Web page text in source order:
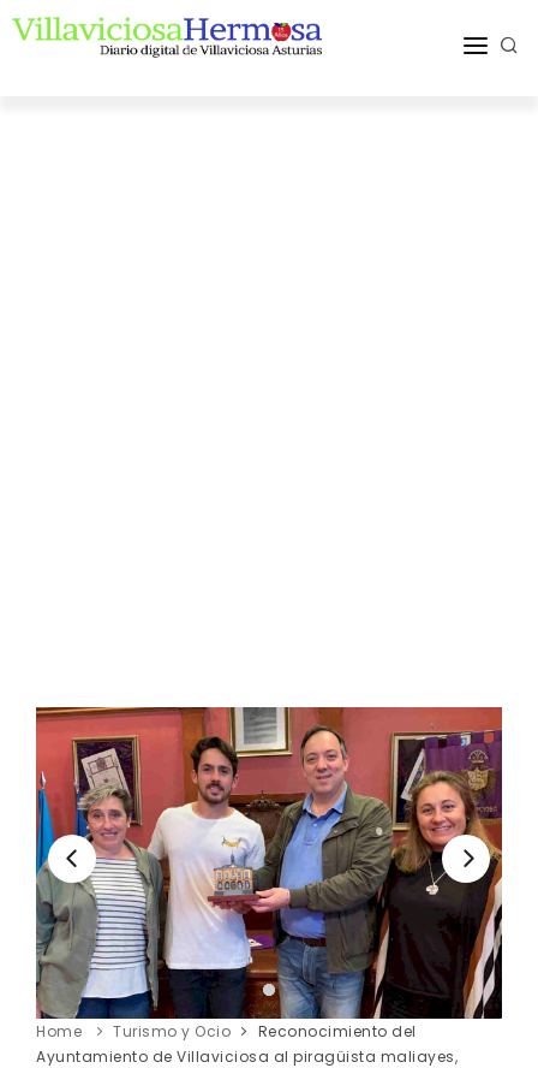
Home Turismo y Ocio
Reconocimiento del
Ayuntamiento de Villaviciosa al piragüista maliayes,